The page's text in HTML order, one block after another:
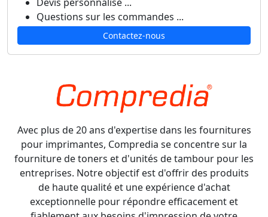
Questions sur les commandes ...
Contactez-nous
Avec plus de 20 ans d'expertise dans les fournitures
pour imprimantes, Compredia se concentre sur la
fourniture de toners et d'unités de tambour pour les
entreprises. Notre objectif est d'offrir des produits
de haute qualité et une expérience d'achat
exceptionnelle pour répondre efficacement et